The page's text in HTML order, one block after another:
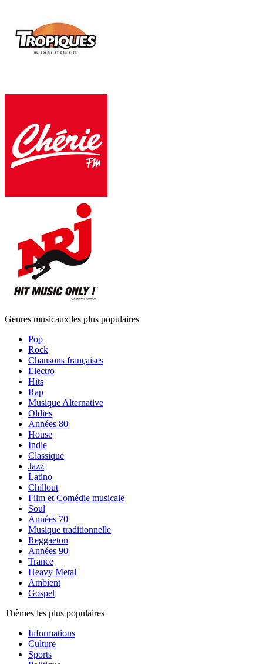
Genres musicaux les plus populaires
Pop
Rock
Chansons françaises
Electro
Hits
Rap
Musique Alternative
Oldies
Années 80
House
Indie
Classique
Jazz
Latino
Chillout
Film et Comédie musicale
Soul
Années 70
Musique traditionnelle
Reggaeton
Années 90
Trance
Heavy Metal
Ambient
Gospel
Thèmes les plus populaires
Informations
Culture
Sports